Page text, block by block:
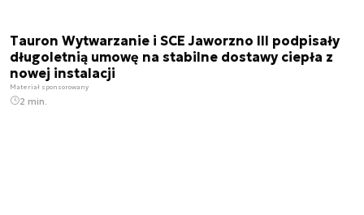
Tauron Wytwarzanie i SCE Jaworzno III podpisały
długoletnią umowę na stabilne dostawy ciepła z
nowej instalacji
Materiał sponsorowany
2 min.